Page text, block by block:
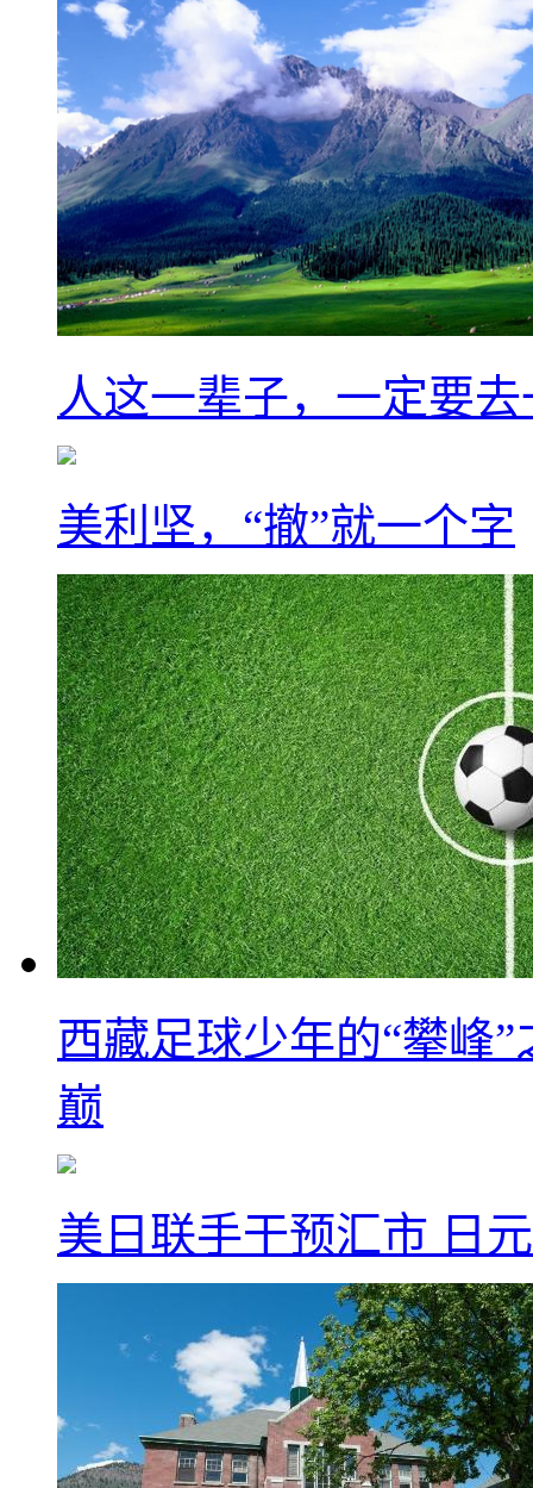
人这一辈子，一定要
美利坚，“撤”就一个字
西藏足球少年的“攀峰
巅
美日联手干预汇市 日